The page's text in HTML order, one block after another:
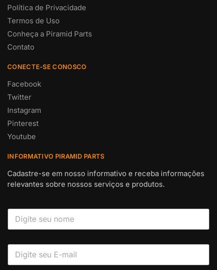
Política de Privacidade
Termos de Uso
Conheça a Piramid Parts
Contato
CONECTE-SE CONOSCO
Facebook
Twitter
Instagram
Pinterest
Youtube
INFORMATIVO PIRAMID PARTS
Cadastre-se em nosso informativo e receba informações
relevantes sobre nossos serviços e produtos.